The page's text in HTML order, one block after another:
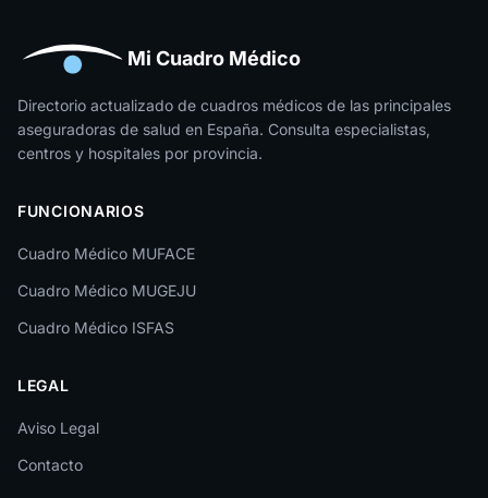
Huesca
Jaén
La Rioja
León
Lleida
Lugo
Málaga
Melilla
Murcia
Mi Cuadro Médico
Directorio actualizado de cuadros médicos de las principales
aseguradoras de salud en España. Consulta especialistas,
centros y hospitales por provincia.
FUNCIONARIOS
Cuadro Médico MUFACE
Cuadro Médico MUGEJU
Cuadro Médico ISFAS
LEGAL
Aviso Legal
Contacto